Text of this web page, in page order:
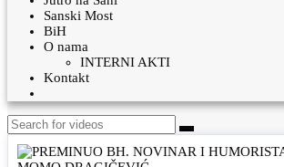
Sanski Most
BiH
O nama
INTERNI AKTI
Kontakt